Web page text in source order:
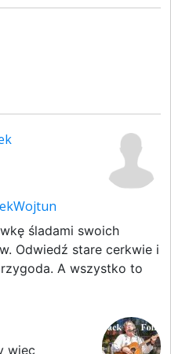
śladami swoich
Odwiedź stare cerkwie i
A wszystko to
więc